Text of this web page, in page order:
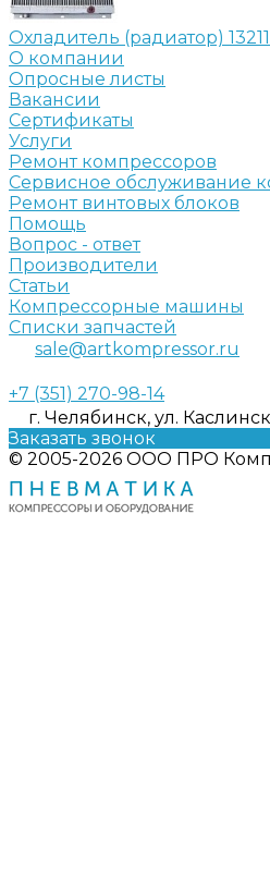
Охладитель (радиатор)
О компании
Опросные листы
Вакансии
Сертификаты
Услуги
Ремонт компрессоров
Сервисное обслуживание
Ремонт винтовых блоков
Помощь
Вопрос - ответ
Производители
Статьи
Компрессорные машины
Списки запчастей
sale@artkompressor.ru
+7 (351) 270-98-14
г. Челябинск, ул.
Заказать звонок
© 2005-2026 ООО ПРО